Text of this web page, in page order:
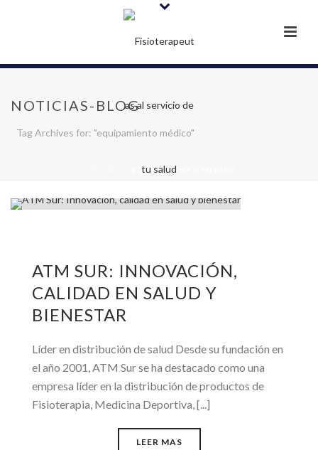
NOTICIAS-BLOG
Tag Archives for: "equipamiento médico"
EQUIPAMIENTO MÉDICO
ATM SUR: INNOVACIÓN,
CALIDAD EN SALUD Y
BIENESTAR
Líder en distribución de salud Desde su fundación en
el año 2001, ATM Sur se ha destacado como una
empresa líder en la distribución de productos de
Fisioterapia, Medicina Deportiva, [...]
LEER MAS